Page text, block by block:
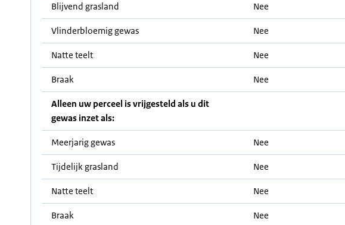
Blijvend grasland Nee
Vlinderbloemig gewas Nee
Natte teelt Nee
Braak Nee
Alleen uw perceel is vrijgesteld als u dit
gewas inzet als:
Meerjarig gewas Nee
Tijdelijk grasland Nee
Natte teelt Nee
Braak Nee